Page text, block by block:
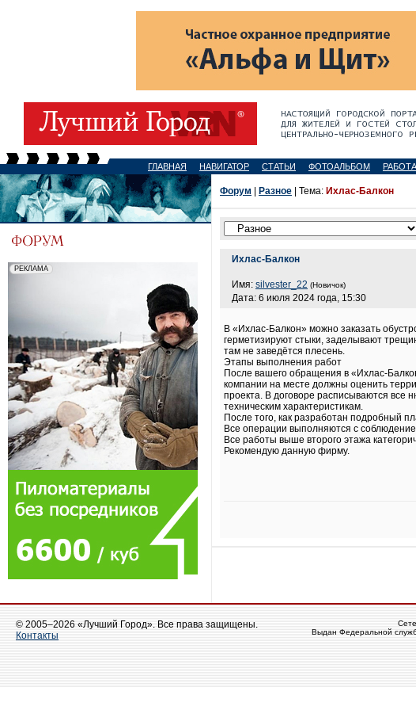
ГЛАВНАЯ НАВИГАТОР СТАТЬИ ФОТОАЛЬБОМ РАБОТА
Форум Разное | Тема: Ихлас-Балкон
Ихлас-Балкон
Имя: silvester_22 (Новичок)
Дата: 6 июля 2024 года, 15:30
В «Ихлас-Балкон» можно заказать
герметизируют стыки, заделывают
там не заведётся плесень.
Этапы выполнения работ
После вашего обращения в «Ихлас-
компании на месте должны оценить
проекта. В договоре расписываются все
техническим характеристикам.
После того, как разработан подробный
Все операции выполняются с
Все работы выше второго этажа
Рекомендую данную фирму.
© 2005–2026 «Лучший Город». Все права защищены.
Контакты
Выдан Федеральной